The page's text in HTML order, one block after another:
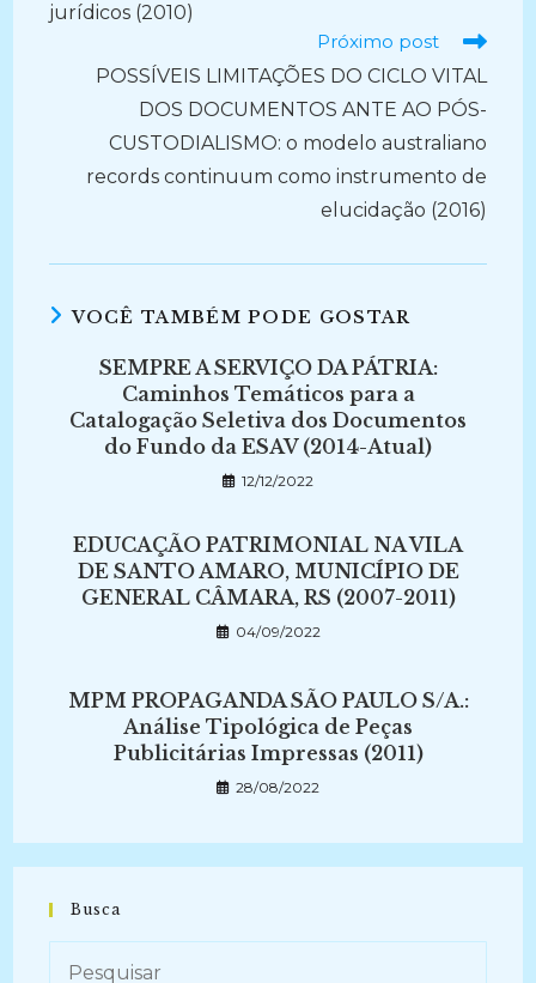
jurídicos (2010)
Próximo post
POSSÍVEIS LIMITAÇÕES DO CICLO VITAL
DOS DOCUMENTOS ANTE AO PÓS-
CUSTODIALISMO: o modelo australiano
records continuum como instrumento de
elucidação (2016)
VOCÊ TAMBÉM PODE GOSTAR
SEMPRE A SERVIÇO DA PÁTRIA:
Caminhos Temáticos para a
Catalogação Seletiva dos Documentos
do Fundo da ESAV (2014-Atual)
12/12/2022
EDUCAÇÃO PATRIMONIAL NA VILA
DE SANTO AMARO, MUNICÍPIO DE
GENERAL CÂMARA, RS (2007-2011)
04/09/2022
MPM PROPAGANDA SÃO PAULO S/A.:
Análise Tipológica de Peças
Publicitárias Impressas (2011)
28/08/2022
Busca